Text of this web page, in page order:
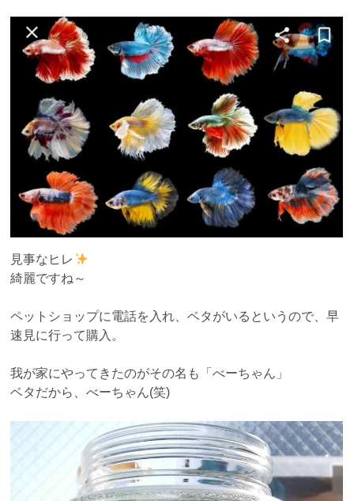
見事なヒレ
綺麗ですね～
ペットショップに電話を入れ、ベタがいるというので、早
速見に行って購入。
我が家にやってきたのがその名も「べーちゃん」
ベタだから、べーちゃん(笑)